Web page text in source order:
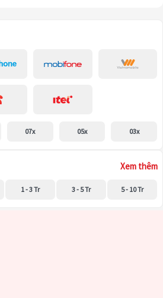
07x 05x 03x
Xem thêm
1 - 3 Tr 3 - 5 Tr 5 - 10 Tr